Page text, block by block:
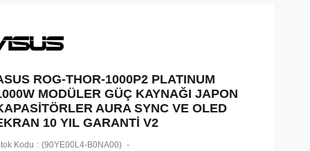
ROG-THOR-1000P2 PLATINUM
MODÜLER GÜÇ KAYNAĞI JAPON
AURA SYNC VE OLED
10 YIL GARANTİ V2
Kodu (90YE00L4-B0NA00)